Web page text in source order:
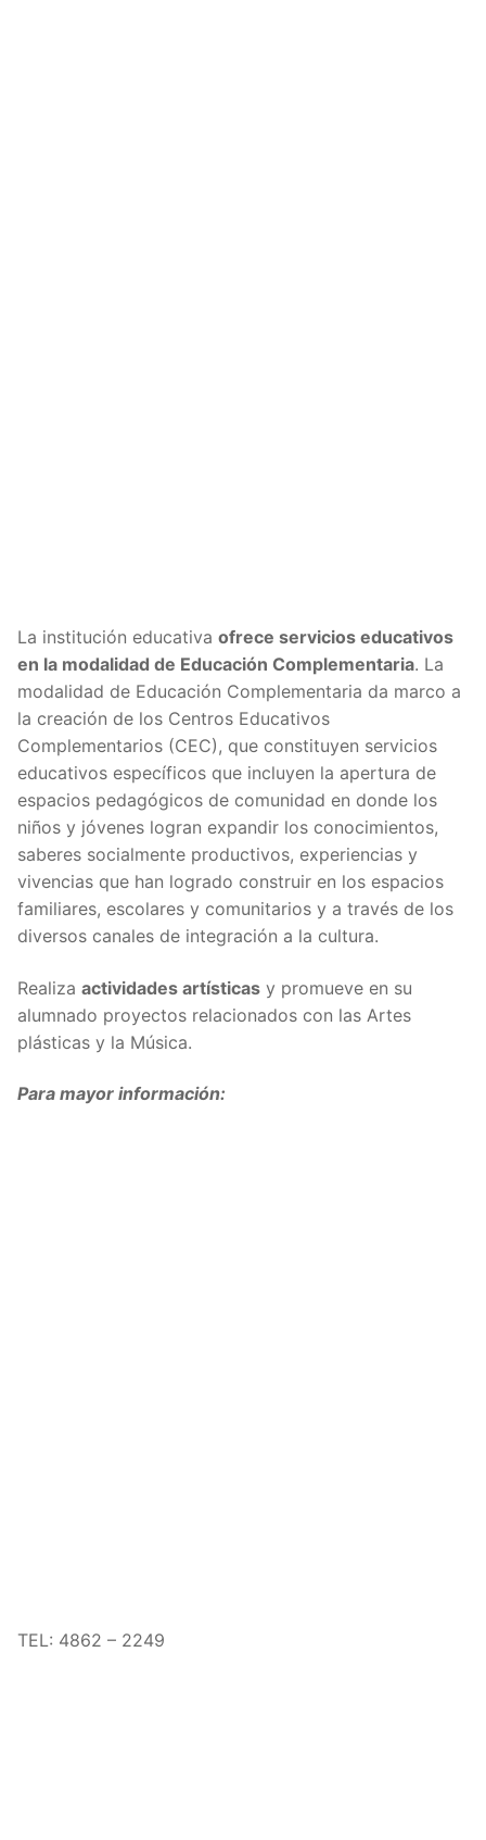
La institución educativa ofrece servicios educativos
en la modalidad de Educación Complementaria. La
modalidad de Educación Complementaria da marco a
la creación de los Centros Educativos
Complementarios (CEC), que constituyen servicios
educativos específicos que incluyen la apertura de
espacios pedagógicos de comunidad en donde los
niños y jóvenes logran expandir los conocimientos,
saberes socialmente productivos, experiencias y
vivencias que han logrado construir en los espacios
familiares, escolares y comunitarios y a través de los
diversos canales de integración a la cultura.
Realiza actividades artísticas y promueve en su
alumnado proyectos relacionados con las Artes
plásticas y la Música.
Para mayor información:
TEL: 4862 – 2249